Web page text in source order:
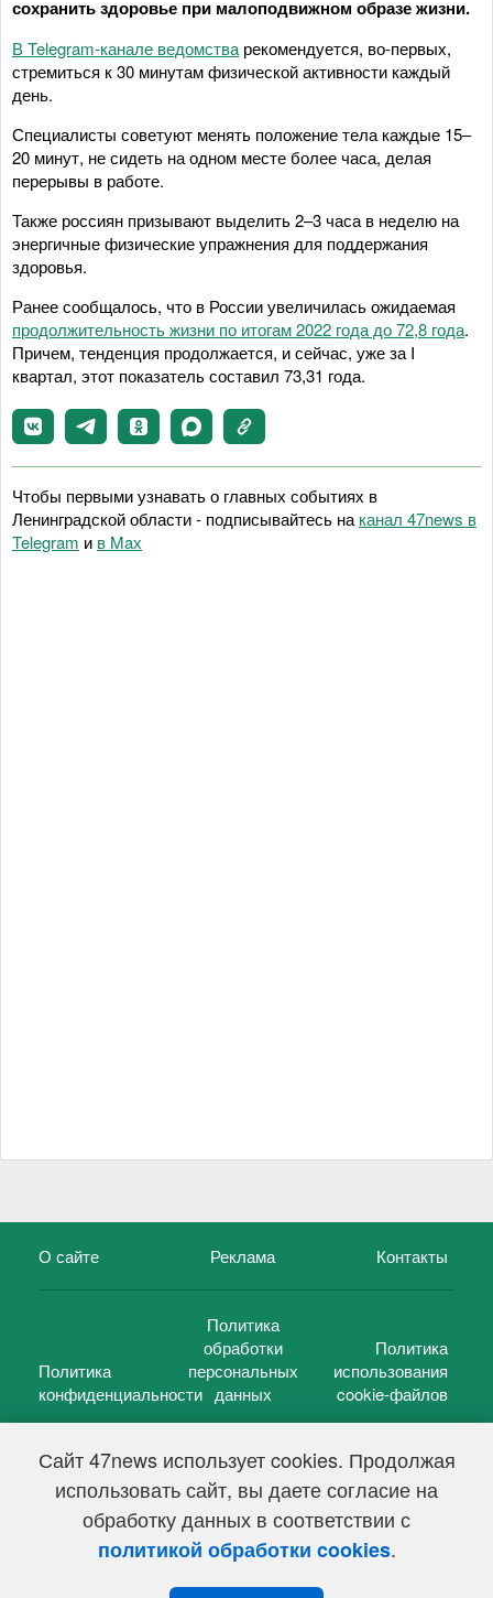
Сайт 47news использует cookies. Продолжая
использовать сайт, вы даете согласие на
обработку данных в соответствии с
политикой обработки cookies.
сохранить здоровье при малоподвижном образе жизни.
В Telegram-канале ведомства рекомендуется, во-первых,
стремиться к 30 минутам физической активности каждый
день.
Специалисты советуют менять положение тела каждые 15–
20 минут, не сидеть на одном месте более часа, делая
перерывы в работе.
Также россиян призывают выделить 2–3 часа в неделю на
энергичные физические упражнения для поддержания
здоровья.
Ранее сообщалось, что в России увеличилась ожидаемая
продолжительность жизни по итогам 2022 года до 72,8 года.
Причем, тенденция продолжается, и сейчас, уже за I
квартал, этот показатель составил 73,31 года.
Чтобы первыми узнавать о главных событиях в
Ленинградской области - подписывайтесь на канал 47news в
Telegram и в Maх
О сайте Реклама Контакты
Политика
конфиденциальности
Политика
обработки
персональных
данных
Политика
использования
cookie-файлов
47 новостей (47 news)2005 — 2026 г.
Свидетельство о регистрации СМИ Эл № ФС 77-39848, выдано
Федеральной службой по надзору в сфере связи,
информационных технологий и массовых коммуникаций